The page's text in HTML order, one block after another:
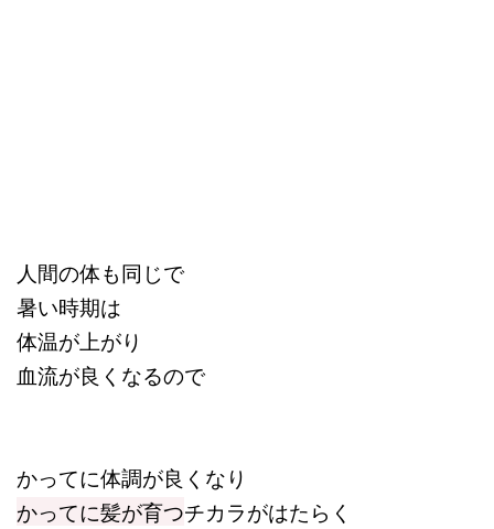
人間の体も同じで
暑い時期は
体温が上がり
血流が良くなるので
かってに体調が良くなり
かってに髪が育つチカラがはたらく